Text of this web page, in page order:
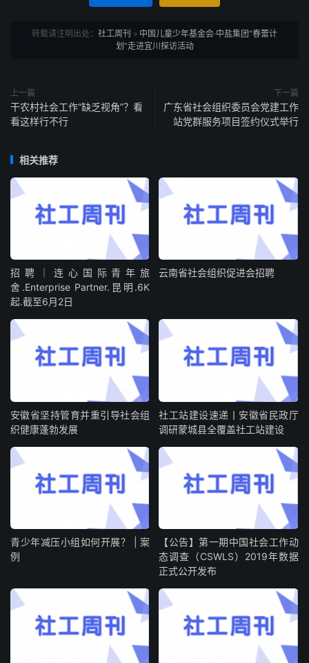
转载请注明出处： 社工周刊 » 中国儿童少年基金会·中盐集团“春蕾计
划”走进宜川探访活动
上一篇
干农村社会工作“缺乏视角”？看
看这样行不行
下一篇
广东省社会组织委员会党建工作
站党群服务项目签约仪式举行
相关推荐
招聘｜连心国际青年旅
舍.Enterprise Partner.昆明.6K
起.截至6月2日
云南省社会组织促进会招聘
安徽省坚持管育并重引导社会组
织健康蓬勃发展
社工站建设速递丨安徽省民政厅
调研蒙城县全覆盖社工站建设
青少年减压小组如何开展？ | 案
例
【公告】第一期中国社会工作动
态调查（CSWLS）2019年数据
正式公开发布